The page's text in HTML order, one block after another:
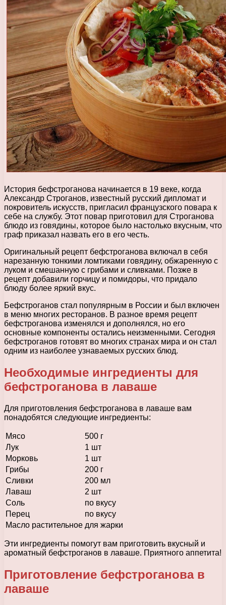
История бефстроганова начинается в 19 веке, когда
Александр Строганов, известный русский дипломат и
покровитель искусств, пригласил французского повара к
себе на службу. Этот повар приготовил для Строганова
блюдо из говядины, которое было настолько вкусным, что
граф приказал назвать его в его честь.
Оригинальный рецепт бефстроганова включал в себя
нарезанную тонкими ломтиками говядину, обжаренную с
луком и смешанную с грибами и сливками. Позже в
рецепт добавили горчицу и помидоры, что придало
блюду более яркий вкус.
Бефстроганов стал популярным в России и был включен
в меню многих ресторанов. В разное время рецепт
бефстроганова изменялся и дополнялся, но его
основные компоненты остались неизменными. Сегодня
бефстроганов готовят во многих странах мира и он стал
одним из наиболее узнаваемых русских блюд.
Необходимые ингредиенты для
бефстроганова в лаваше
Для приготовления бефстроганова в лаваше вам
понадобятся следующие ингредиенты:
Мясо
500 г
Лук
1 шт
Морковь
1 шт
Грибы
200 г
Сливки
200 мл
Лаваш
2 шт
Соль
по вкусу
Перец
по вкусу
Масло растительное для жарки
Эти ингредиенты помогут вам приготовить вкусный и
ароматный бефстроганов в лаваше. Приятного аппетита!
Приготовление бефстроганова в
лаваше